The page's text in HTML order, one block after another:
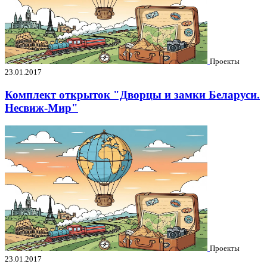
Проекты
23.01.2017
Комплект открыток "Дворцы и замки Беларуси.
Несвиж-Мир"
Проекты
23.01.2017